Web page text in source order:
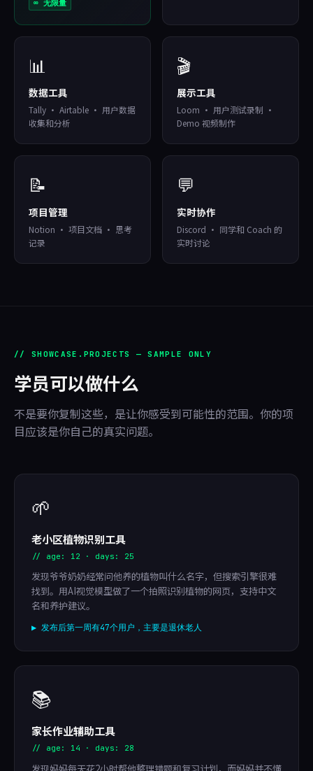
∞ 无限量
📊
数据工具
Tally · Airtable · 用户数据
收集和分析
🎬
展示工具
Loom · 用户测试录制 ·
Demo 视频制作
📝
项目管理
Notion · 项目文档 · 思考
记录
💬
实时协作
Discord · 同学和 Coach 的
实时讨论
// SHOWCASE.PROJECTS — SAMPLE ONLY
学员可以做什么
不是要你复制这些，是让你感受到可能性的范围。你的项
目应该是你自己的真实问题。
🌱
老小区植物识别工具
// age: 12 · days: 25
发现爷爷奶奶经常问他养的植物叫什么名字，但搜索引擎很难
找到。用AI视觉模型做了一个拍照识别植物的网页，支持中文
名和养护建议。
▶ 发布后第一周有47个用户，主要是退休老人
📚
家长作业辅助工具
// age: 14 · days: 28
发现妈妈每天花2小时帮他整理错题和复习计划，而妈妈并不懂